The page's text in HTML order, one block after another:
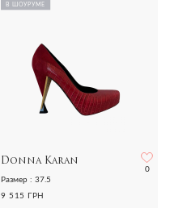
В ШОУРУМЕ
Donna Karan
0
Размер : 37.5
9 515 ГРН